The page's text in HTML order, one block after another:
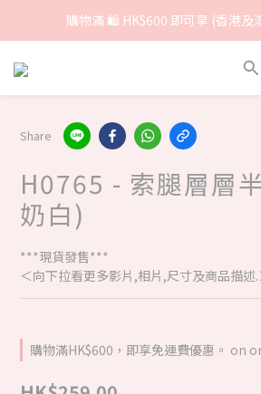
購物滿 🛍 HK$600 即可享 (香港及
Share
H0765 - 索腿層層
奶白)
***現貨發售***
＜向下拉看更多影片,相片,尺寸及商品描述.
購物滿HK$600，即享免運費優惠。 on